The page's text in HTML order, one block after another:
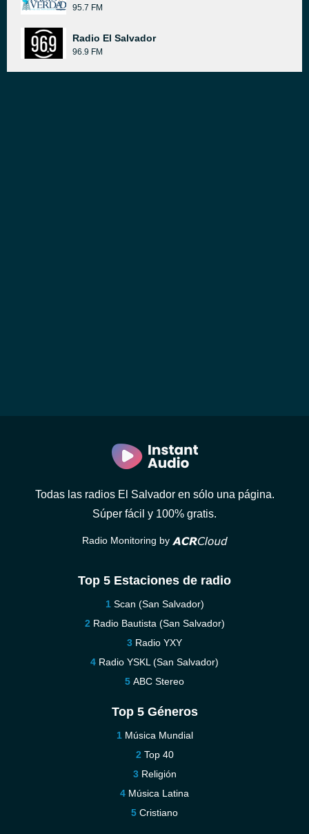
95.7 FM
Radio El Salvador
96.9 FM
Todas las radios El Salvador en sólo una página.
Súper fácil y 100% gratis.
Radio Monitoring by
Top 5 Estaciones de radio
Scan (San Salvador)
Radio Bautista (San Salvador)
Radio YXY
Radio YSKL (San Salvador)
ABC Stereo
Top 5 Géneros
Música Mundial
Top 40
Religión
Música Latina
Cristiano